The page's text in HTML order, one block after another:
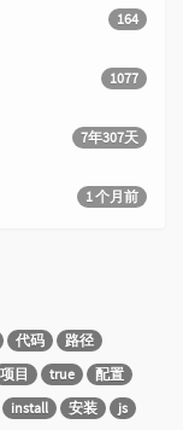
164
1077
7年307天
1 个月前
代码
路径
项目 true
配置
install 安装 js